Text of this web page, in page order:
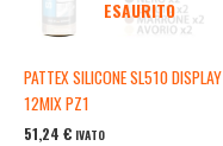
ESAURITO
PATTEX SILICONE SL510 DISPLAY
12MIX PZ1
51,24 € IVATO